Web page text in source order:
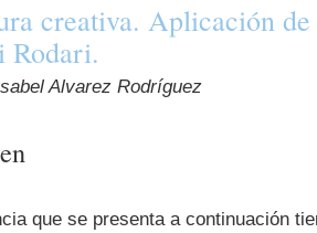
creativa. Aplicación de
Rodari.
Alvarez Rodríguez
que se presenta a continuación